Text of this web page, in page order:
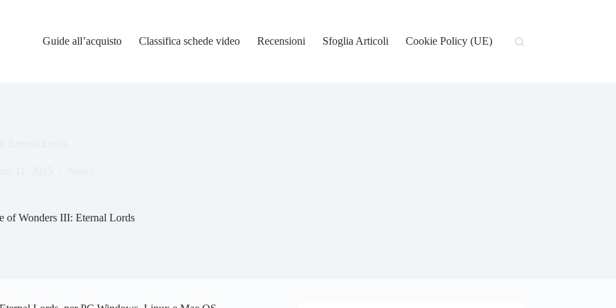
Guide all’acquisto
Classifica schede video Recensioni Sfoglia Articoli Cookie Policy (UE)
of Wonders III: Eternal Lords